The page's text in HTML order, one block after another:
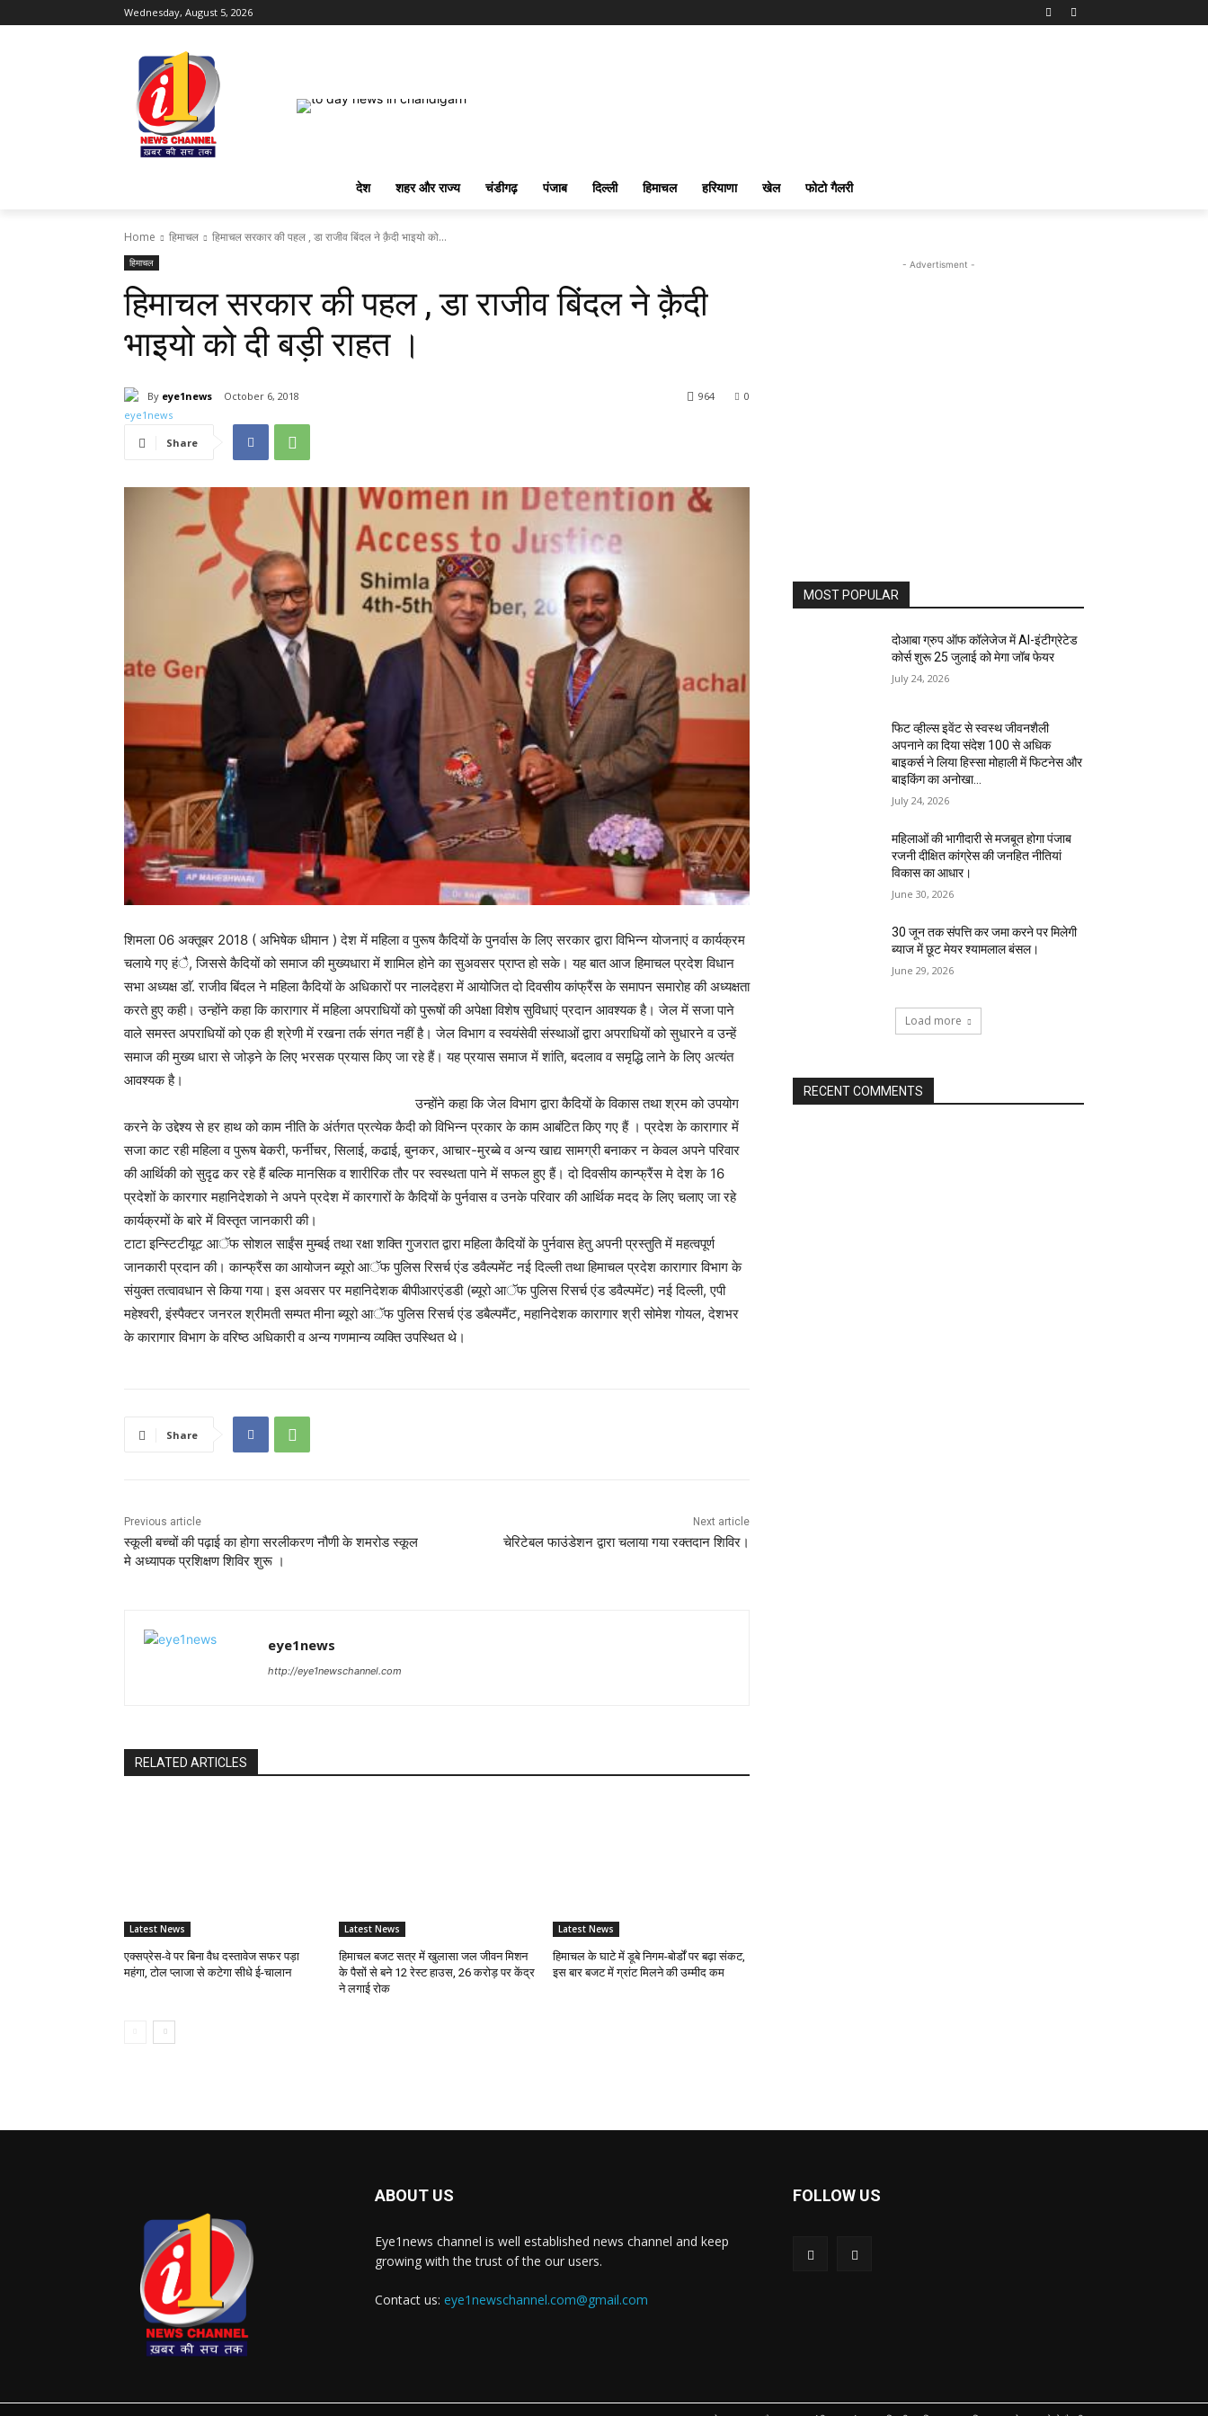
Wednesday, August 5, 2026
देश शहर और राज्य चंडीगढ़ पंजाब दिल्ली हिमाचल हरियाणा खेल फोटो गैलरी
Home हिमाचल हिमाचल सरकार की पहल , डा राजीव बिंदल ने क़ैदी भाइयो को...
हिमाचल
हिमाचल सरकार की पहल , डा राजीव बिंदल ने क़ैदी
भाइयो को दी बड़ी राहत ।
By eye1news October 6, 2018 0
964
Share
शिमला 06 अक्तूबर 2018 ( अभिषेक धीमान ) देश में महिला व पुरूष कैदियों के पुनर्वास के लिए सरकार द्वारा विभिन्न योजनाएं व कार्यक्रम
चलाये गए हंै, जिससे कैदियों को समाज की मुख्यधारा में शामिल होने का सुअवसर प्राप्त हो सके। यह बात आज हिमाचल प्रदेश विधान
सभा अध्यक्ष डाॅ. राजीव बिंदल ने महिला कैदियों के अधिकारों पर नालदेहरा में आयोजित दो दिवसीय कांफ्रैंस के समापन समारोह की अध्यक्षता
करते हुए कही। उन्होंने कहा कि कारागार में महिला अपराधियों को पुरूषों की अपेक्षा विशेष सुविधाएं प्रदान आवश्यक है। जेल में सजा पाने
वाले समस्त अपराधियों को एक ही श्रेणी में रखना तर्क संगत नहीं है। जेल विभाग व स्वयंसेवी संस्थाओं द्वारा अपराधियों को सुधारने व उन्हें
समाज की मुख्य धारा से जोड़ने के लिए भरसक प्रयास किए जा रहे हैं। यह प्रयास समाज में शांति, बदलाव व समृद्धि लाने के लिए अत्यंत
आवश्यक है।
उन्होंने कहा कि जेल विभाग द्वारा कैदियों के विकास तथा श्रम को उपयोग
करने के उद्देश्य से हर हाथ को काम नीति के अंर्तगत प्रत्येक कैदी को विभिन्न प्रकार के काम आबंटित किए गए हैं । प्रदेश के कारागार में
सजा काट रही महिला व पुरूष बेकरी, फर्नीचर, सिलाई, कढाई, बुनकर, आचार-मुरब्बे व अन्य खाद्य सामग्री बनाकर न केवल अपने परिवार
की आर्थिकी को सुदृढ कर रहे हैं बल्कि मानसिक व शारीरिक तौर पर स्वस्थता पाने में सफल हुए हैं। दो दिवसीय कान्फ्रैंस मे देश के 16
प्रदेशों के कारगार महानिदेशको ने अपने प्रदेश में कारगारों के कैदियों के पुर्नवास व उनके परिवार की आर्थिक मदद के लिए चलाए जा रहे
कार्यक्रमों के बारे में विस्तृत जानकारी की।
टाटा इन्स्टिटीयूट आॅफ सोशल साईंस मुम्बई तथा रक्षा शक्ति गुजरात द्वारा महिला कैदियों के पुर्नवास हेतु अपनी प्रस्तुति में महत्वपूर्ण
जानकारी प्रदान की। कान्फ्रैंस का आयोजन ब्यूरो आॅफ पुलिस रिसर्च एंड डवैल्पमेंट नई दिल्ली तथा हिमाचल प्रदेश कारागार विभाग के
संयुक्त तत्वावधान से किया गया। इस अवसर पर महानिदेशक बीपीआरएंडडी (ब्यूरो आॅफ पुलिस रिसर्च एंड डवैल्पमेंट) नई दिल्ली, एपी
महेश्वरी, इंस्पैक्टर जनरल श्रीमती सम्पत मीना ब्यूरो आॅफ पुलिस रिसर्च एंड डबैल्पमैंट, महानिदेशक कारागार श्री सोमेश गोयल, देशभर
के कारागार विभाग के वरिष्ठ अधिकारी व अन्य गणमान्य व्यक्ति उपस्थित थे।
Share
Previous article
स्कूली बच्चों की पढ़ाई का होगा सरलीकरण नौणी के शमरोड स्कूल
मे अध्यापक प्रशिक्षण शिविर शुरू ।
Next article
चेरिटेबल फाउंडेशन द्वारा चलाया गया रक्तदान शिविर।
eye1news
http://eye1newschannel.com
RELATED ARTICLES
Latest News
एक्सप्रेस-वे पर बिना वैध दस्तावेज सफर पड़ा
महंगा, टोल प्लाजा से कटेगा सीधे ई-चालान
Latest News
हिमाचल बजट सत्र में खुलासा जल जीवन मिशन
के पैसों से बने 12 रेस्ट हाउस, 26 करोड़ पर केंद्र
ने लगाई रोक
Latest News
हिमाचल के घाटे में डूबे निगम-बोर्डों पर बढ़ा संकट,
इस बार बजट में ग्रांट मिलने की उम्मीद कम
- Advertisment -
MOST POPULAR
दोआबा ग्रुप ऑफ कॉलेजेज में AI-इंटीग्रेटेड
कोर्स शुरू 25 जुलाई को मेगा जॉब फेयर
July 24, 2026
फिट व्हील्स इवेंट से स्वस्थ जीवनशैली
अपनाने का दिया संदेश 100 से अधिक
बाइकर्स ने लिया हिस्सा मोहाली में फिटनेस और
बाइकिंग का अनोखा...
July 24, 2026
महिलाओं की भागीदारी से मजबूत होगा पंजाब
रजनी दीक्षित कांग्रेस की जनहित नीतियां
विकास का आधार।
June 30, 2026
30 जून तक संपत्ति कर जमा करने पर मिलेगी
ब्याज में छूट मेयर श्यामलाल बंसल।
June 29, 2026
Load more
RECENT COMMENTS
ABOUT US
Eye1news channel is well established news channel and keep
growing with the trust of the our users.
Contact us: eye1newschannel.com@gmail.com
FOLLOW US